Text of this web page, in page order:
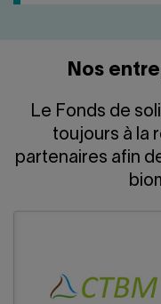
Nos
Le Fonds de
toujours à la
partenaires afin